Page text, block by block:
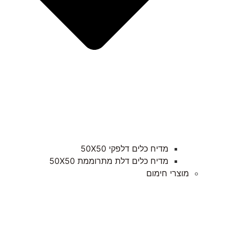
מדיח כלים דלפקי 50X50
מדיח כלים דלת מתרוממת 50X50
מוצרי חימום